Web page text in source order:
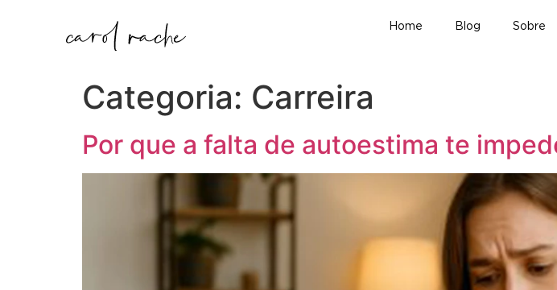
Home Blog Sobre
Categoria: Carreira
Por que a falta de autoestima te